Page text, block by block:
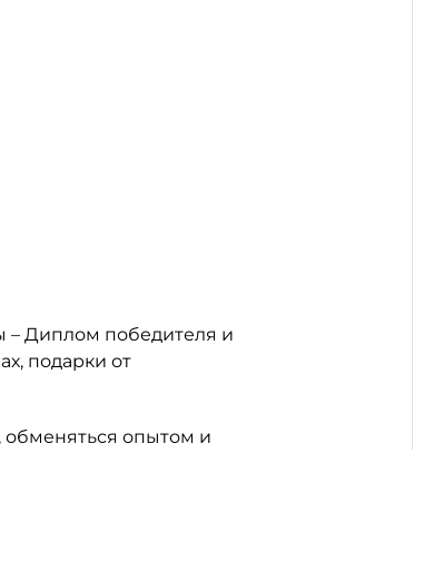
– Диплом победителя и
подарки от
обменяться опытом и